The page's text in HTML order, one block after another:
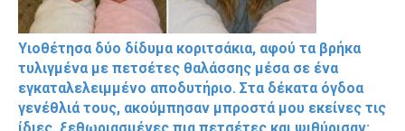
Υιοθέτησα δύο δίδυμα κοριτσάκια, αφού τα βρήκα
τυλιγμένα με πετσέτες θαλάσσης μέσα σε ένα
εγκαταλελειμμένο αποδυτήριο. Στα δέκατα όγδοα
γενέθλιά τους, ακούμπησαν μπροστά μου εκείνες τις